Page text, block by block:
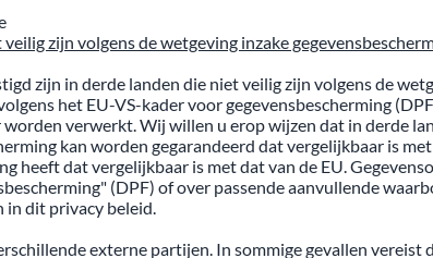
zijn volgens de wetgeving inzake
zijn in derde landen die niet veilig zijn volgens de
het EU-VS-kader voor gegevensbescherming
verwerkt. Wij willen u erop wijzen dat in derde
kan worden gegarandeerd dat vergelijkbaar is
heeft dat vergelijkbaar is met dat van de EU.
(DPF) of over passende aanvullende
in dit privacy beleid.
externe partijen. In sommige gevallen vereist